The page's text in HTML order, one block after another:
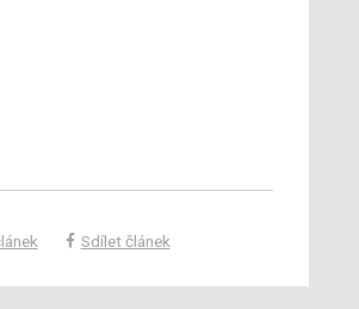
Sdílet článek